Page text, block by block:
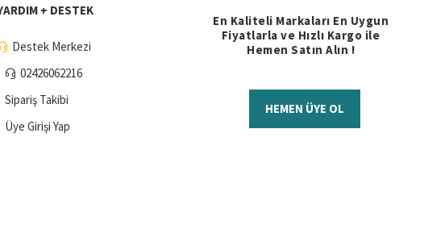
+ DESTEK
Destek Merkezi
02426062216
Sipariş Takibi
Üye Girişi Yap
En Kaliteli Markaları En Uygun
Fiyatlarla ve Hızlı Kargo ile
Hemen Satın Alın !
HEMEN ÜYE OL